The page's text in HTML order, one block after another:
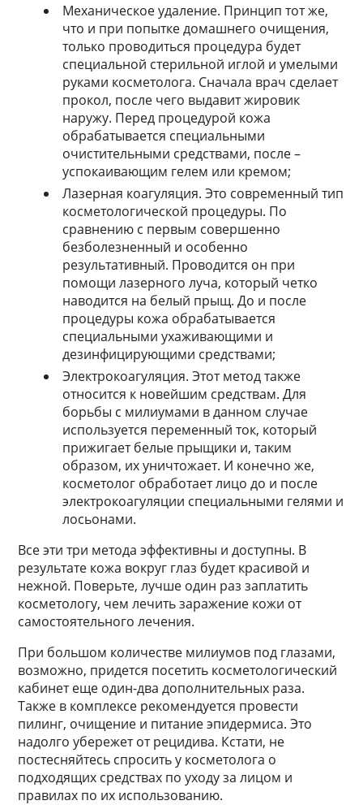
Механическое удаление. Принцип тот же,
что и при попытке домашнего очищения,
только проводиться процедура будет
специальной стерильной иглой и умелыми
руками косметолога. Сначала врач сделает
прокол, после чего выдавит жировик
наружу. Перед процедурой кожа
обрабатывается специальными
очистительными средствами, после –
успокаивающим гелем или кремом;
Лазерная коагуляция. Это современный тип
косметологической процедуры. По
сравнению с первым совершенно
безболезненный и особенно
результативный. Проводится он при
помощи лазерного луча, который четко
наводится на белый прыщ. До и после
процедуры кожа обрабатывается
специальными ухаживающими и
дезинфицирующими средствами;
Электрокоагуляция. Этот метод также
относится к новейшим средствам. Для
борьбы с милиумами в данном случае
используется переменный ток, который
прижигает белые прыщики и, таким
образом, их уничтожает. И конечно же,
косметолог обработает лицо до и после
электрокоагуляции специальными гелями и
лосьонами.
Все эти три метода эффективны и доступны. В
результате кожа вокруг глаз будет красивой и
нежной. Поверьте, лучше один раз заплатить
косметологу, чем лечить заражение кожи от
самостоятельного лечения.
При большом количестве милиумов под глазами,
возможно, придется посетить косметологический
кабинет еще один-два дополнительных раза.
Также в комплексе рекомендуется провести
пилинг, очищение и питание эпидермиса. Это
надолго убережет от рецидива. Кстати, не
постесняйтесь спросить у косметолога о
подходящих средствах по уходу за лицом и
правилах по их использованию.